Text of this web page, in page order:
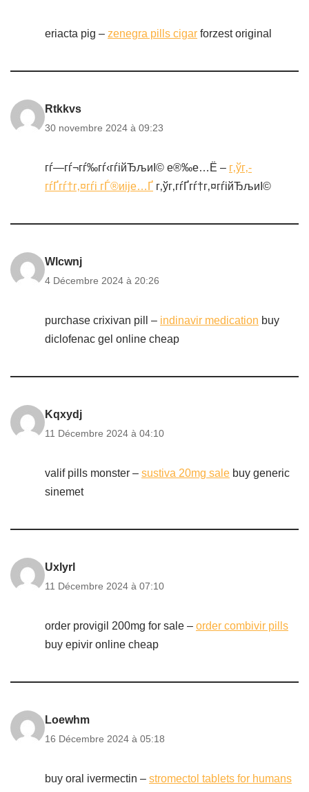
eriacta pig – zenegra pills cigar forzest original
Rtkkvs
30 novembre 2024 à 09:23
гѓ—гѓ¬гѓ‰гѓ‹гѓійЂљиІ© е®‰е…Ё – г‚ўг‚­
гѓҐгѓ†г‚¤гѓі гЃ®иіје…Ґ г‚ўг‚­гѓҐгѓ†г‚¤гѓійЂљиІ©
Wlcwnj
4 Décembre 2024 à 20:26
purchase crixivan pill – indinavir medication buy
diclofenac gel online cheap
Kqxydj
11 Décembre 2024 à 04:10
valif pills monster – sustiva 20mg sale buy generic
sinemet
Uxlyrl
11 Décembre 2024 à 07:10
order provigil 200mg for sale – order combivir pills
buy epivir online cheap
Loewhm
16 Décembre 2024 à 05:18
buy oral ivermectin – stromectol tablets for humans